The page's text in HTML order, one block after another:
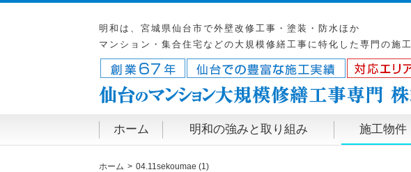
明和は、宮城県仙台市で外壁改修工事・塗装・防水ほか
マンション・集合住宅などの大規模修繕工事に特化した専門の施工
ホーム 明和の強みと取り組み 施工物件
ホーム 04.11sekoumae (1)